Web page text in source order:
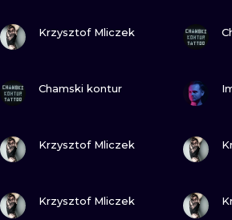
Krzysztof Mliczek
Chamski kontur
Krzysztof Mliczek
Krzysztof Mliczek